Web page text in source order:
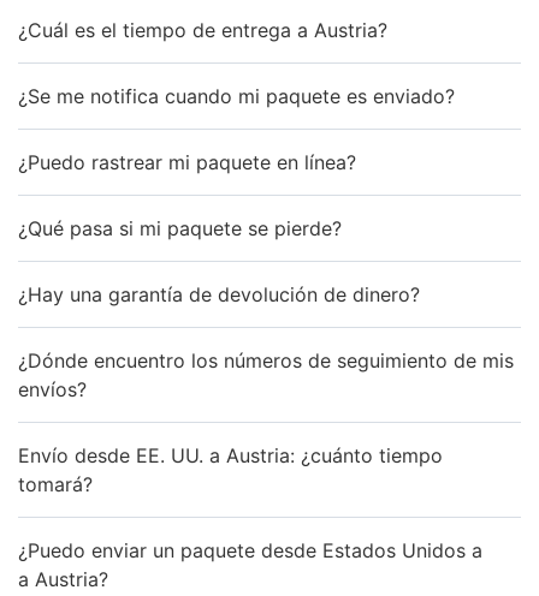
¿Cuál es el tiempo de entrega a Austria?
¿Se me notifica cuando mi paquete es enviado?
¿Puedo rastrear mi paquete en línea?
¿Qué pasa si mi paquete se pierde?
¿Hay una garantía de devolución de dinero?
¿Dónde encuentro los números de seguimiento de mis
envíos?
Envío desde EE. UU. a Austria: ¿cuánto tiempo
tomará?
¿Puedo enviar un paquete desde Estados Unidos a
a Austria?